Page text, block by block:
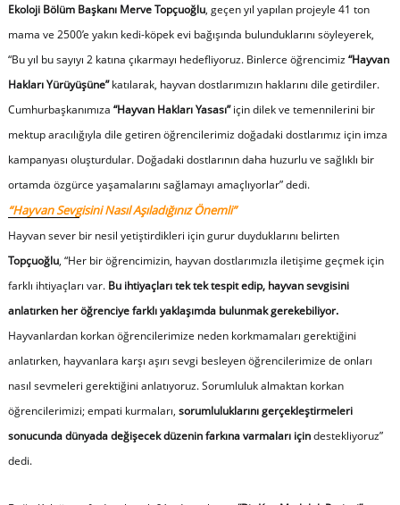
Ekoloji Bölüm Başkanı Merve Topçuoğlu, geçen yıl yapılan projeyle 41 ton
mama ve 2500’e yakın kedi-köpek evi bağışında bulunduklarını söyleyerek,
“Bu yıl bu sayıyı 2 katına çıkarmayı hedefliyoruz. Binlerce öğrencimiz“Hayvan
Hakları Yürüyüşüne”katılarak, hayvan dostlarımızın haklarını dile getirdiler.
Cumhurbaşkanımıza “Hayvan Hakları Yasası”için dilek ve temennilerini bir
mektup aracılığıyla dile getiren öğrencilerimiz doğadaki dostlarımız için imza
kampanyası oluşturdular. Doğadaki dostlarının daha huzurlu ve sağlıklı bir
ortamda özgürce yaşamalarını sağlamayı amaçlıyorlar” dedi.
“Hayvan Sevgisini Nasıl Aşıladığınız Önemli”
Hayvan sever bir nesil yetiştirdikleri için gurur duyduklarını belirten
Topçuoğlu, “Her bir öğrencimizin, hayvan dostlarımızla iletişime geçmek için
farklı ihtiyaçları var. Bu ihtiyaçları tek tek tespit edip, hayvan sevgisini
anlatırken her öğrenciye farklı yaklaşımda bulunmak gerekebiliyor.
Hayvanlardan korkan öğrencilerimize neden korkmamaları gerektiğini
anlatırken, hayvanlara karşı aşırı sevgi besleyen öğrencilerimize de onları
nasıl sevmeleri gerektiğini anlatıyoruz. Sorumluluk almaktan korkan
öğrencilerimizi; empati kurmaları, sorumluluklarını gerçekleştirmeleri
sonucundadünyada değişecek düzenin farkına varmaları içindestekliyoruz”
dedi.